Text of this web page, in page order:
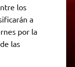
los
a
por la
las